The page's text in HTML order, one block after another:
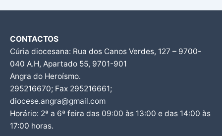
CONTACTOS
Cúria diocesana: Rua dos Canos Verdes, 127 – 9700-
040 A.H, Apartado 55, 9701-901
Angra do Heroísmo.
295216670; Fax 295216661;
diocese.angra@gmail.com
Horário: 2ª a 6ª feira das 09:00 às 13:00 e das 14:00 às
17:00 horas.